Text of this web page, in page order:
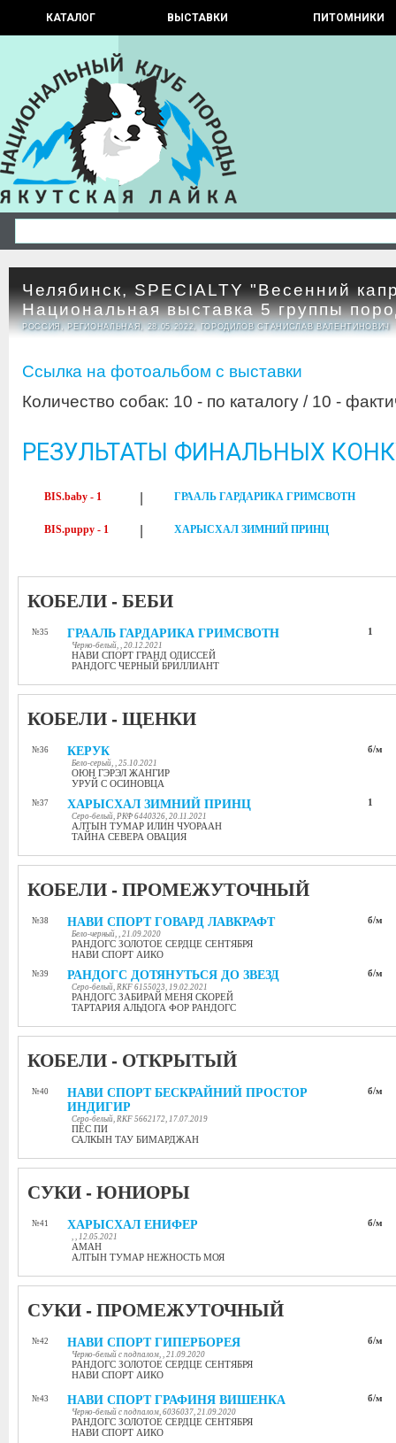
КАТАЛОГ ВЫСТАВКИ ПИТОМНИКИ
Челябинск, SPECIALTY "Весенний
Национальная выставка 5 группы
РОССИЯ, РЕГИОНАЛЬНАЯ, 28.05.2022, ГОРОДИЛОВ СТАНИСЛАВ ВАЛЕНТИНОВИЧ
Ссылка на фотоальбом с выставки
Количество собак: 10 - по каталогу / 10 -
РЕЗУЛЬТАТЫ ФИНАЛЬНЫХ
BIS.baby - 1 ГРААЛЬ ГАРДАРИКА ГРИМСВОТН
BIS.puppy - 1 ХАРЫСХАЛ ЗИМНИЙ ПРИНЦ
КОБЕЛИ - БЕБИ
№35 ГРААЛЬ ГАРДАРИКА ГРИМСВОТН
Черно-белый, , 20.12.2021
НАВИ СПОРТ ГРАНД ОДИССЕЙ
РАНДОГС ЧЕРНЫЙ БРИЛЛИАНТ
1
КОБЕЛИ - ЩЕНКИ
№36 КЕРУК
Бело-серый, , 25.10.2021
ОЮН ГЭРЭЛ ЖАНГИР
УРУЙ С ОСИНОВЦА
б/м
№37 ХАРЫСХАЛ ЗИМНИЙ ПРИНЦ
Серо-белый, РКФ 6440326, 20.11.2021
АЛТЫН ТУМАР ИЛИН ЧУОРААН
ТАЙНА СЕВЕРА ОВАЦИЯ
1
КОБЕЛИ - ПРОМЕЖУТОЧНЫЙ
№38 НАВИ СПОРТ ГОВАРД ЛАВКРАФТ
Бело-черный, , 21.09.2020
РАНДОГС ЗОЛОТОЕ СЕРДЦЕ СЕНТЯБРЯ
НАВИ СПОРТ АИКО
б/м
№39 РАНДОГС ДОТЯНУТЬСЯ ДО ЗВЕЗД
Серо-белый, RKF 6155023, 19.02.2021
РАНДОГС ЗАБИРАЙ МЕНЯ СКОРЕЙ
ТАРТАРИЯ АЛЬДОГА ФОР РАНДОГС
б/м
КОБЕЛИ - ОТКРЫТЫЙ
№40
НАВИ СПОРТ БЕСКРАЙНИЙ ПРОСТОР
ИНДИГИР
Серо-белый, RKF 5662172, 17.07.2019
ПЁС ПИ
САЛКЫН ТАУ БИМАРДЖАН
б/м
СУКИ - ЮНИОРЫ
№41 ХАРЫСХАЛ ЕНИФЕР
, , 12.05.2021
АМАН
АЛТЫН ТУМАР НЕЖНОСТЬ МОЯ
б/м
СУКИ - ПРОМЕЖУТОЧНЫЙ
№42 НАВИ СПОРТ ГИПЕРБОРЕЯ
Черно-белый с подпалом, , 21.09.2020
РАНДОГС ЗОЛОТОЕ СЕРДЦЕ СЕНТЯБРЯ
НАВИ СПОРТ АИКО
б/м
№43 НАВИ СПОРТ ГРАФИНЯ ВИШЕНКА
Черно-белый с подпалом, 6036037, 21.09.2020
РАНДОГС ЗОЛОТОЕ СЕРДЦЕ СЕНТЯБРЯ
НАВИ СПОРТ АИКО
б/м